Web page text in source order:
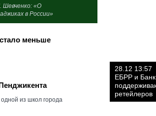
Шевченко: «О
в России»
меньше
из школ города
28.12 13:57
ЕБРР и Банк
ретейлеров